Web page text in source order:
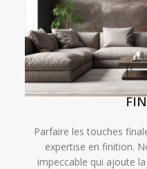
Parfaire les touches
expertise en finition.
impeccable qui ajoute